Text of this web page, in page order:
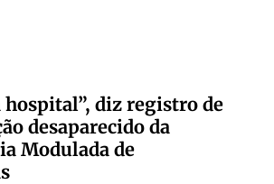
hospital”, diz registro de
desaparecido da
Modulada de